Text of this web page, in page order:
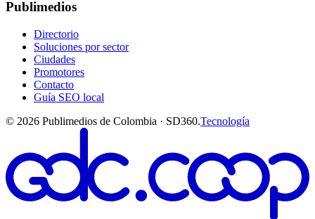
Publimedios
Directorio
Soluciones por sector
Ciudades
Promotores
Contacto
Guía SEO local
© 2026 Publimedios de Colombia · SD360.Tecnología